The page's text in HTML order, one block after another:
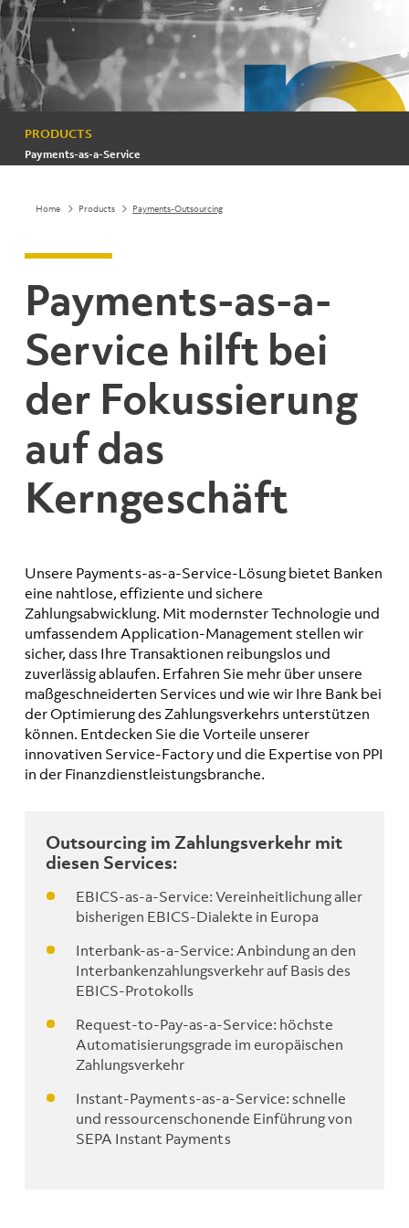
PRODUCTS
Payments-as-a-Service
Home Products Payments-Outsourcing
Payments-as-a-
Service hilft bei
der Fokussierung
auf das
Kerngeschäft
Unsere Payments-as-a-Service-Lösung bietet Banken
eine nahtlose, effiziente und sichere
Zahlungsabwicklung. Mit modernster Technologie und
umfassendem Application-Management stellen wir
sicher, dass Ihre Transaktionen reibungslos und
zuverlässig ablaufen. Erfahren Sie mehr über unsere
maßgeschneiderten Services und wie wir Ihre Bank bei
der Optimierung des Zahlungsverkehrs unterstützen
können. Entdecken Sie die Vorteile unserer
innovativen Service-Factory und die Expertise von PPI
in der Finanzdienstleistungsbranche.
Outsourcing im Zahlungsverkehr mit
diesen Services:
EBICS-as-a-Service: Vereinheitlichung aller
bisherigen EBICS-Dialekte in Europa
Interbank-as-a-Service: Anbindung an den
Interbankenzahlungsverkehr auf Basis des
EBICS-Protokolls
Request-to-Pay-as-a-Service: höchste
Automatisierungsgrade im europäischen
Zahlungsverkehr
Instant-Payments-as-a-Service: schnelle
und ressourcenschonende Einführung von
SEPA Instant Payments